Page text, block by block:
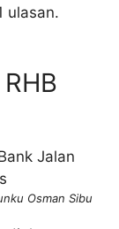
ulasan.
Osman Sibu